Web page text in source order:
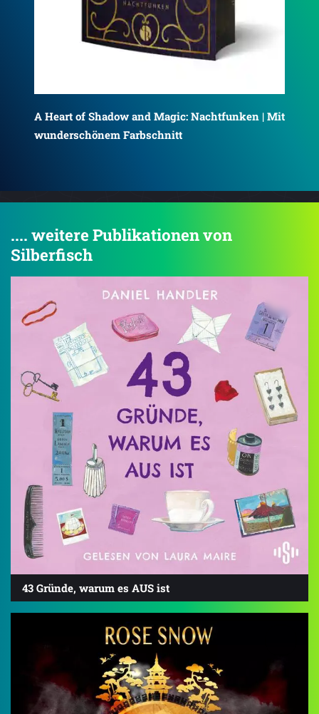
A Heart of Shadow and Magic: Schattenleuchten
| Mit wunderschönem Farbschnitt
.... weitere Publikationen von
Silberfisch
43 Gründe, warum es AUS ist